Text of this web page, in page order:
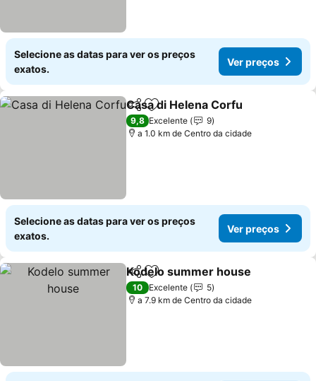
Selecione as datas para ver os preços
exatos.
Ver preços
PartilharAdicionar aos favoritos
Casa di Helena Corfu
9,8 Excelente
9
a 1.0 km de Centro da cidade
Selecione as datas para ver os preços
exatos.
Ver preços
PartilharAdicionar aos favoritos
Kodelo summer house
10 Excelente
5
a 7.9 km de Centro da cidade